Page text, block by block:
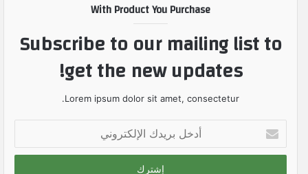
With Product You Purchase
Subscribe to our mailing list to
get the new updates!
Lorem ipsum dolor sit amet, consectetur.
خ